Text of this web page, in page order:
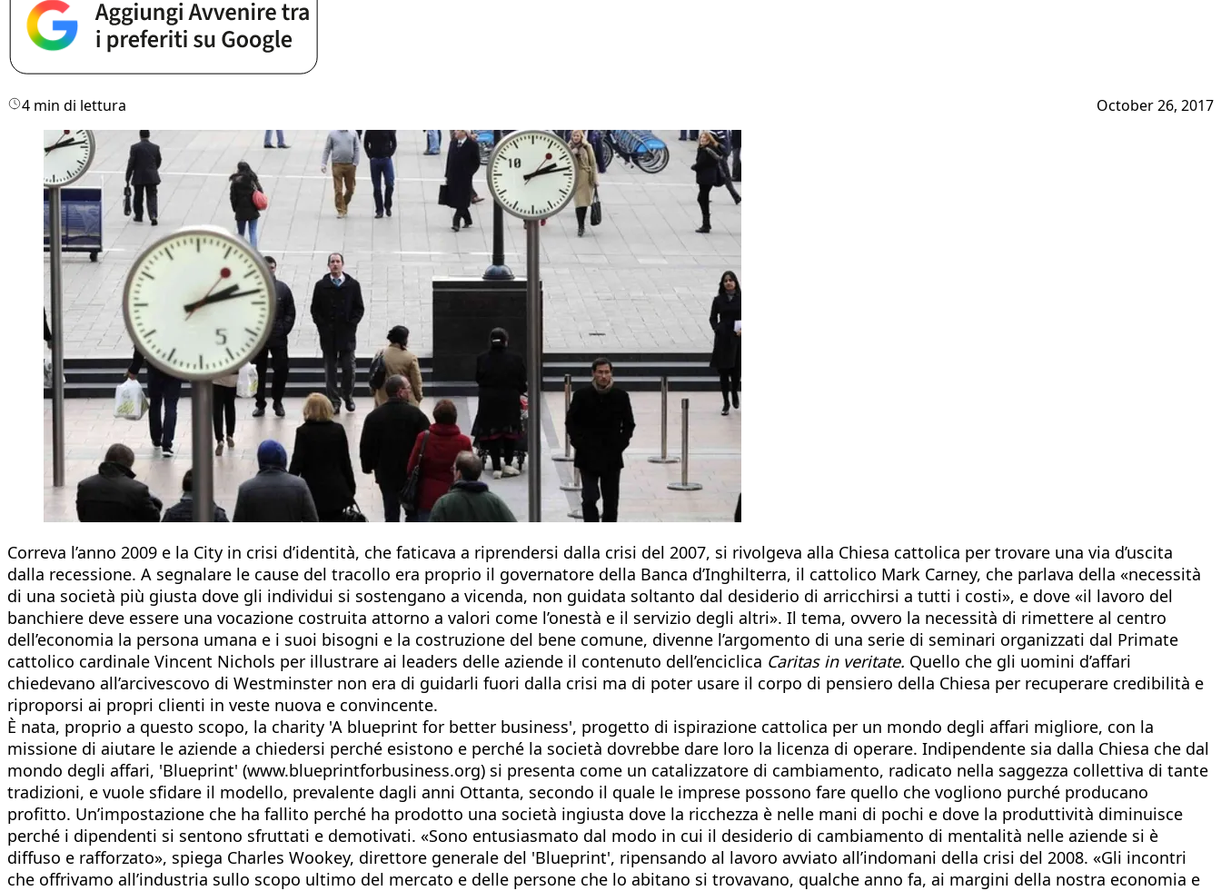
4 min di lettura October 26, 2017
Correva l’anno 2009 e la City in crisi d’identità, che faticava a riprendersi dalla crisi del 2007, si rivolgeva alla Chiesa cattolica per trovare una via d’uscita
dalla recessione. A segnalare le cause del tracollo era proprio il governatore della Banca d’Inghilterra, il cattolico Mark Carney, che parlava della «necessità
di una società più giusta dove gli individui si sostengano a vicenda, non guidata soltanto dal desiderio di arricchirsi a tutti i costi», e dove «il lavoro del
banchiere deve essere una vocazione costruita attorno a valori come l’onestà e il servizio degli altri». Il tema, ovvero la necessità di rimettere al centro
dell’economia la persona umana e i suoi bisogni e la costruzione del bene comune, divenne l’argomento di una serie di seminari organizzati dal Primate
cattolico cardinale Vincent Nichols per illustrare ai leaders delle aziende il contenuto dell’enciclica Caritas in veritate. Quello che gli uomini d’affari
chiedevano all’arcivescovo di Westminster non era di guidarli fuori dalla crisi ma di poter usare il corpo di pensiero della Chiesa per recuperare credibilità e
riproporsi ai propri clienti in veste nuova e convincente.
È nata, proprio a questo scopo, la charity 'A blueprint for better business', progetto di ispirazione cattolica per un mondo degli affari migliore, con la
missione di aiutare le aziende a chiedersi perché esistono e perché la società dovrebbe dare loro la licenza di operare. Indipendente sia dalla Chiesa che dal
mondo degli affari, 'Blueprint' (www.blueprintforbusiness.org) si presenta come un catalizzatore di cambiamento, radicato nella saggezza collettiva di tante
tradizioni, e vuole sfidare il modello, prevalente dagli anni Ottanta, secondo il quale le imprese possono fare quello che vogliono purché producano
profitto. Un’impostazione che ha fallito perché ha prodotto una società ingiusta dove la ricchezza è nelle mani di pochi e dove la produttività diminuisce
perché i dipendenti si sentono sfruttati e demotivati. «Sono entusiasmato dal modo in cui il desiderio di cambiamento di mentalità nelle aziende si è
diffuso e rafforzato», spiega Charles Wookey, direttore generale del 'Blueprint', ripensando al lavoro avviato all’indomani della crisi del 2008. «Gli incontri
che offrivamo all’industria sullo scopo ultimo del mercato e delle persone che lo abitano si trovavano, qualche anno fa, ai margini della nostra economia e